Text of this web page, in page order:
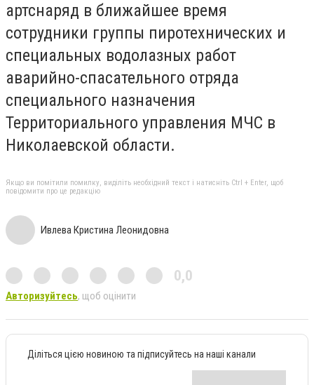
артснаряд в ближайшее время
сотрудники группы пиротехнических и
специальных водолазных работ
аварийно-спасательного отряда
специального назначения
Территориального управления МЧС в
Николаевской области.
Якщо ви помітили помилку, виділіть необхідний текст і натисніть Ctrl + Enter, щоб
повідомити про це редакцію
Ивлева Кристина Леонидовна
0,0
Авторизуйтесь, щоб оцінити
Діліться цією новиною та підписуйтесь на наші канали